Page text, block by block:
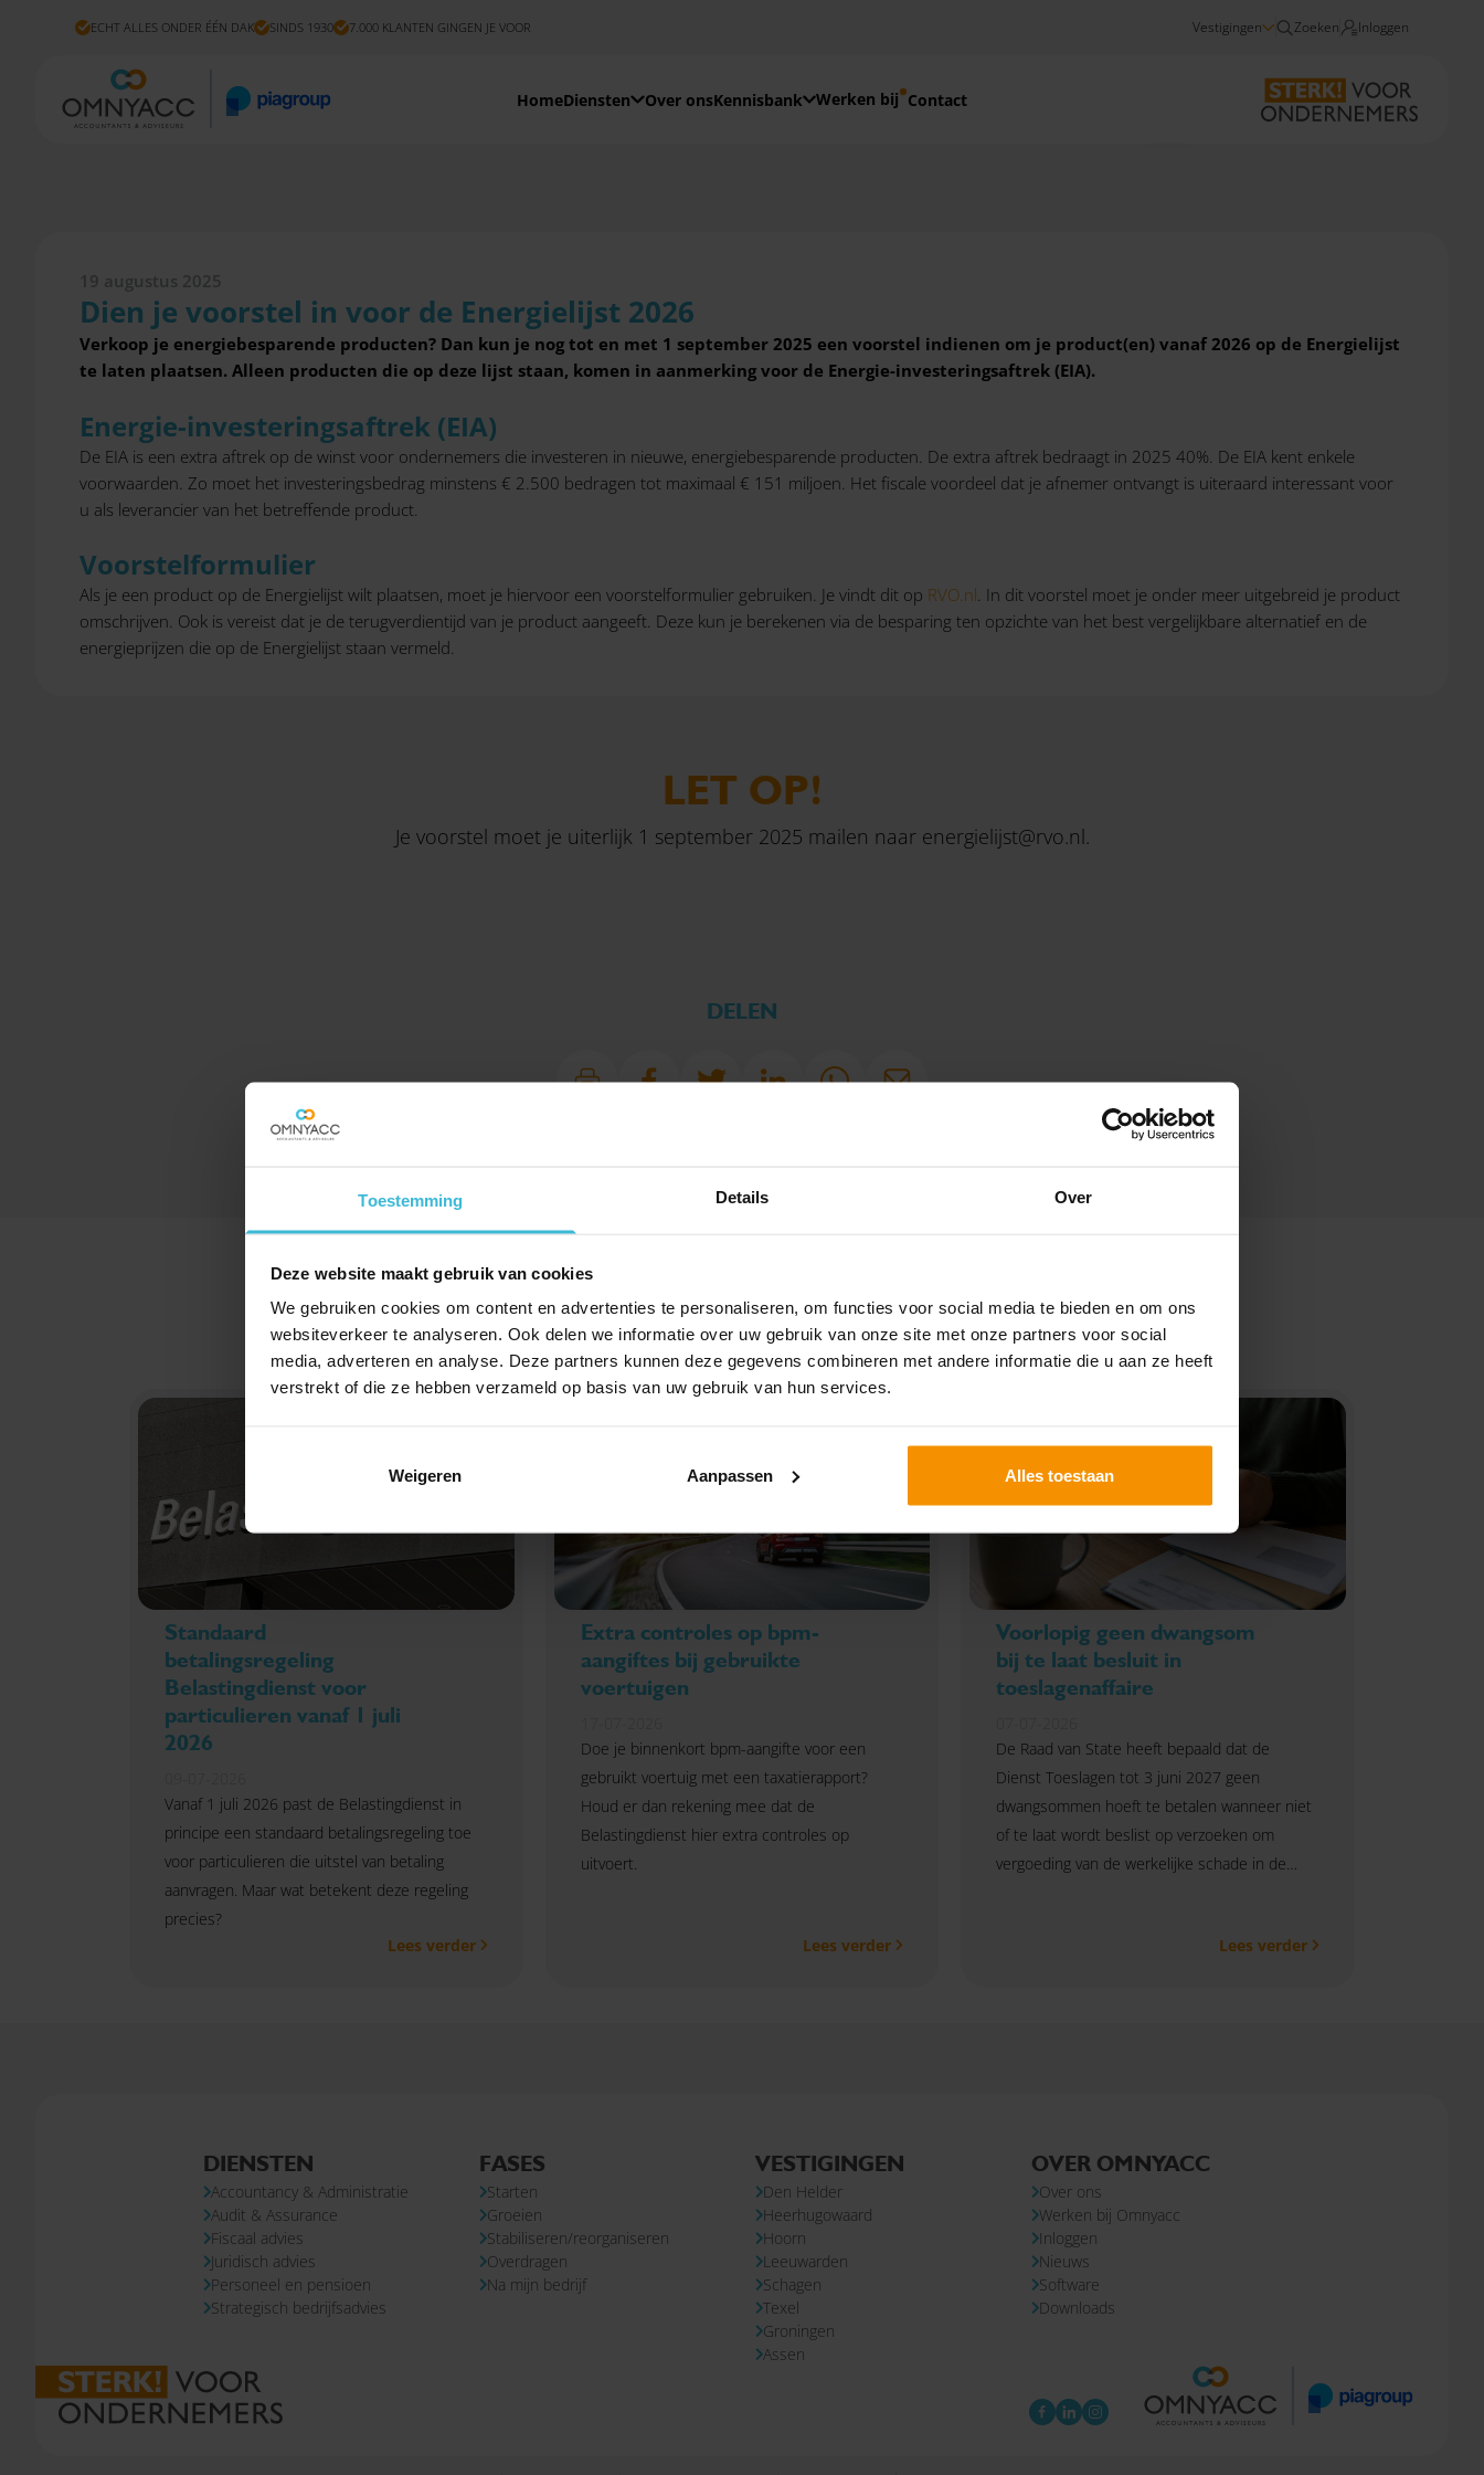
Toestemming Details Over
Deze website maakt gebruik van cookies
We gebruiken cookies om content en advertenties te personaliseren, om functies voor social media te bieden en om ons
websiteverkeer te analyseren. Ook delen we informatie over uw gebruik van onze site met onze partners voor social
media, adverteren en analyse. Deze partners kunnen deze gegevens combineren met andere informatie die u aan ze heeft
verstrekt of die ze hebben verzameld op basis van uw gebruik van hun services.
Weigeren Aanpassen Alles toestaan
ECHT ALLES ONDER ÉÉN DAK SINDS 1930 7.000 KLANTEN GINGEN JE VOOR Vestigingen Zoeken Inloggen
HomeDiensten Over onsKennisbank Werken bij Contact
Dien je voorstel in voor de Energielijst 2026
19 augustus 2025
Dien je voorstel in voor de Energielijst 2026
Verkoop je energiebesparende producten? Dan kun je nog tot en met 1 september 2025 een voorstel indienen om je product(en) vanaf 2026 op de Energielijst
te laten plaatsen. Alleen producten die op deze lijst staan, komen in aanmerking voor de Energie-investeringsaftrek (EIA).
Energie-investeringsaftrek (EIA)
De EIA is een extra aftrek op de winst voor ondernemers die investeren in nieuwe, energiebesparende producten. De extra aftrek bedraagt in 2025 40%. De EIA kent enkele
voorwaarden. Zo moet het investeringsbedrag minstens € 2.500 bedragen tot maximaal € 151 miljoen. Het fiscale voordeel dat je afnemer ontvangt is uiteraard interessant voor
u als leverancier van het betreffende product.
Voorstelformulier
Als je een product op de Energielijst wilt plaatsen, moet je hiervoor een voorstelformulier gebruiken. Je vindt dit op RVO.nl. In dit voorstel moet je onder meer uitgebreid je product
omschrijven. Ook is vereist dat je de terugverdientijd van je product aangeeft. Deze kun je berekenen via de besparing ten opzichte van het best vergelijkbare alternatief en de
energieprijzen die op de Energielijst staan vermeld.
LET OP!
Je voorstel moet je uiterlijk 1 september 2025 mailen naar energielijst@rvo.nl.
DELEN
UITGELICHT
Standaard
betalingsregeling
Belastingdienst voor
particulieren vanaf 1 juli
2026
Vanaf 1 juli 2026 past de Belastingdienst in
principe een standaard betalingsregeling toe
voor particulieren die uitstel van betaling
aanvragen. Maar wat betekent deze regeling
precies?
Lees verder
Extra controles op bpm-
aangiftes bij gebruikte
voertuigen
Doe je binnenkort bpm-aangifte voor een
gebruikt voertuig met een taxatierapport?
Houd er dan rekening mee dat de
Belastingdienst hier extra controles op
uitvoert.
Lees verder
Voorlopig geen dwangsom
bij te laat besluit in
toeslagenaffaire
De Raad van State heeft bepaald dat de
Dienst Toeslagen tot 3 juni 2027 geen
dwangsommen hoeft te betalen wanneer niet
of te laat wordt beslist op verzoeken om
vergoeding van de werkelijke schade in de
Lees verder
DIENSTEN
Accountancy & Administratie
Audit & Assurance
Fiscaal advies
Juridisch advies
Personeel en pensioen
Strategisch bedrijfsadvies
FASES
Starten
Groeien
Stabiliseren/reorganiseren
Overdragen
Na mijn bedrijf
VESTIGINGEN
Den Helder
Heerhugowaard
Hoorn
Leeuwarden
Schagen
Texel
Groningen
Assen
OVER OMNYACC
Over ons
Werken bij Omnyacc
Inloggen
Nieuws
Software
Downloads